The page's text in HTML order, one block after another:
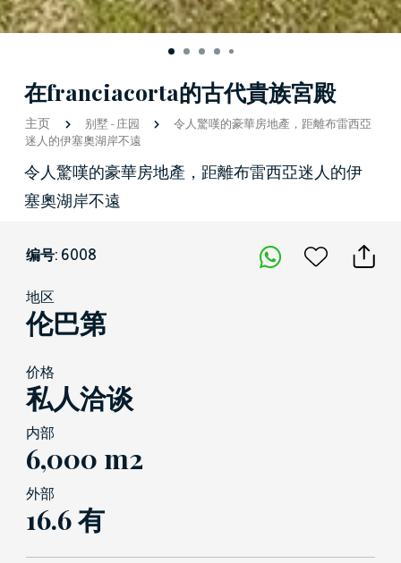
在franciacorta的古代貴族宮殿
主页 别墅-庄园
令人驚嘆的豪華房地產，距離布雷西亞
迷人的伊塞奧湖岸不遠
令人驚嘆的豪華房地產，距離布雷西亞迷人的伊
塞奧湖岸不遠
编号: 6008
地区
伦巴第
价格
私人洽谈
内部
6,000 m2
外部
16.6 有